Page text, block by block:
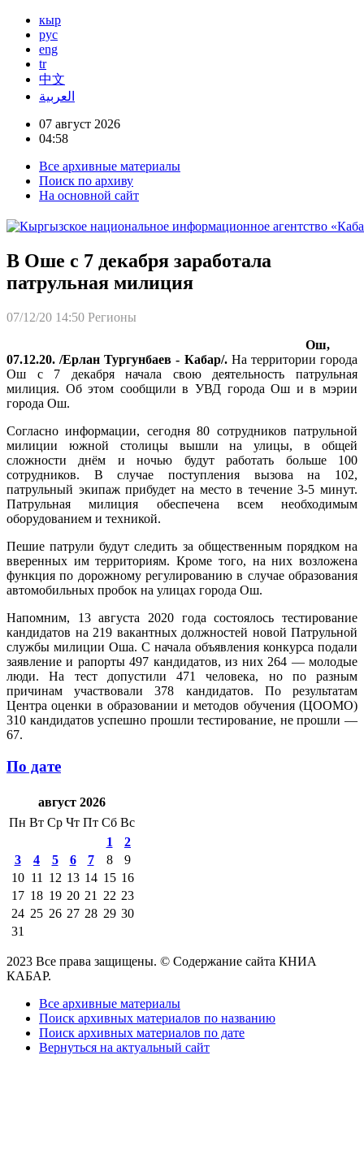
кыр
рус
eng
tr
中文
العربية
07 август 2026
04:58
Все архивные материалы
Поиск по архиву
На основной сайт
В Оше с 7 декабря заработала
патрульная милиция
07/12/20 14:50 Регионы
Ош,
07.12.20. /Ерлан Тургунбаев - Кабар/. На территории города
Ош с 7 декабря начала свою деятельность патрульная
милиция. Об этом сообщили в УВД города Ош и в мэрии
города Ош.
Согласно информации, сегодня 80 сотрудников патрульной
милиции южной столицы вышли на улицы, в общей
сложности днём и ночью будут работать больше 100
сотрудников. В случае поступления вызова на 102,
патрульный экипаж прибудет на место в течение 3-5 минут.
Патрульная милиция обеспечена всем необходимым
оборудованием и техникой.
Пешие патрули будут следить за общественным порядком на
вверенных им территориям. Кроме того, на них возложена
функция по дорожному регулированию в случае образования
автомобильных пробок на улицах города Ош.
Напомним, 13 августа 2020 года состоялось тестирование
кандидатов на 219 вакантных должностей новой Патрульной
службы милиции Оша. С начала объявления конкурса подали
заявление и рапорты 497 кандидатов, из них 264 — молодые
люди. На тест допустили 471 человека, но по разным
причинам участвовали 378 кандидатов. По результатам
Центра оценки в образовании и методов обучения (ЦООМО)
310 кандидатов успешно прошли тестирование, не прошли —
67.
По дате
август 2026
Пн Вт Ср Чт Пт Сб Вс
1
2
3
4 5 6 7 8
9
10 11 12 13 14 15 16
17 18 19 20 21 22 23
24 25 26 27 28 29 30
31
2023 Все права защищены. © Содержание сайта КНИА
КАБАР.
Все архивные материалы
Поиск архивных материалов по названию
Поиск архивных материалов по дате
Вернуться на актуальный сайт